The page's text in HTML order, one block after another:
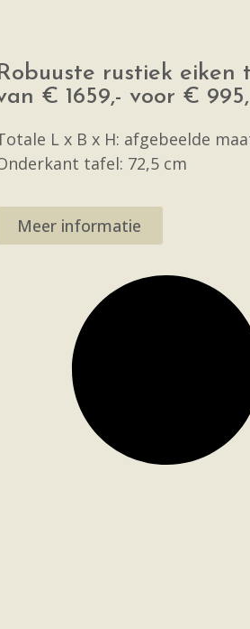
rustiek
€ 1659,- voor €
L x B x H: afgebeelde
tafel: 72,5 cm
Meer informatie